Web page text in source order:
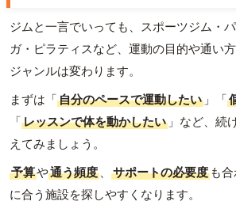
ジムと一言でいっても、スポーツジム・
ガ・ピラティスなど、運動の目的や通い
ジャンルは変わります。
まずは「自分のペースで運動したい 」「
「レッスンで体を動かしたい 」など、続
えてみましょう。
予算や通う頻度 、 サポートの必要度 も
に合う施設を探しやすくなります。